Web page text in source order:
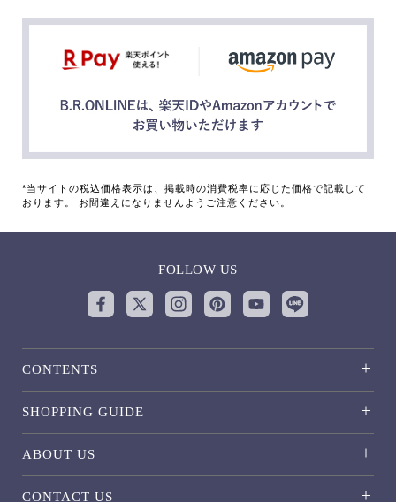
*当サイトの税込価格表示は、掲載時の消費税率に応じた価格で記載して
おります。 お間違えになりませんようご注意ください。
FOLLOW US
CONTENTS
SHOPPING GUIDE
ABOUT US
CONTACT US